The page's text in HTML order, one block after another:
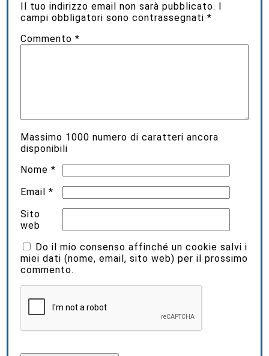
Il tuo indirizzo email non sarà pubblicato. I
campi obbligatori sono contrassegnati*
Commento*
Massimo 1000 numero di caratteri ancora
disponibili
Nome*
Email*
Sito
web
Do il mio consenso affinché un cookie salvi i
miei dati (nome, email, sito web) per il prossimo
commento.